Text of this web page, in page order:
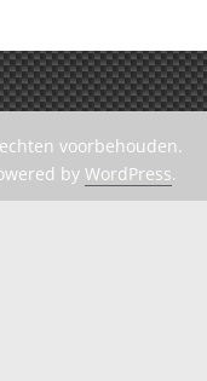
voorbehouden.
by WordPress.